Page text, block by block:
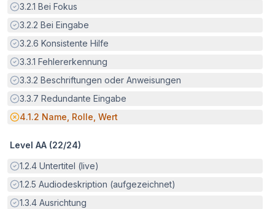
Erfüllt:
3.2.1 Bei Fokus
Erfüllt:
3.2.2 Bei Eingabe
Erfüllt:
3.2.6 Konsistente Hilfe
Erfüllt:
3.3.1 Fehlererkennung
Erfüllt:
3.3.2 Beschriftungen oder Anweisungen
Erfüllt:
3.3.7 Redundante Eingabe
Potenzielle Barriere:
4.1.2 Name, Rolle, Wert
Level AA (22/24)
Erfüllt:
1.2.4 Untertitel (live)
Erfüllt:
1.2.5 Audiodeskription (aufgezeichnet)
Erfüllt:
1.3.4 Ausrichtung